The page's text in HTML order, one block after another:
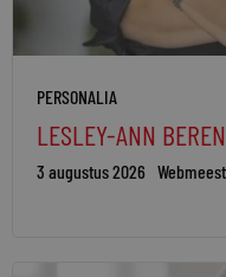
PERSONALIA
LESLEY-ANN
3 augustus 2026